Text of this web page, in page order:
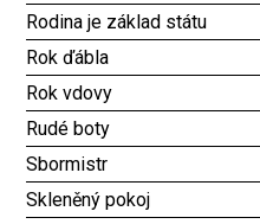
Rodina je základ státu
Rok ďábla
Rok vdovy
Rudé boty
Sbormistr
Skleněný pokoj